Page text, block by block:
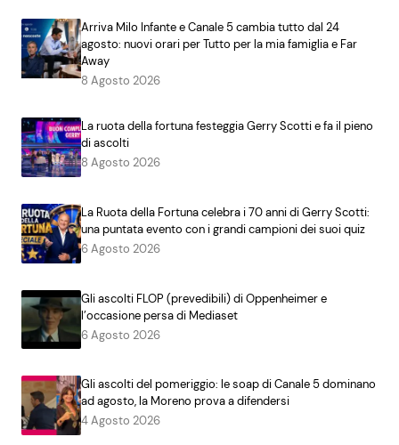
Arriva Milo Infante e Canale 5 cambia tutto dal 24
agosto: nuovi orari per Tutto per la mia famiglia e Far
Away
8 Agosto 2026
La ruota della fortuna festeggia Gerry Scotti e fa il pieno
di ascolti
8 Agosto 2026
La Ruota della Fortuna celebra i 70 anni di Gerry Scotti:
una puntata evento con i grandi campioni dei suoi quiz
6 Agosto 2026
Gli ascolti FLOP (prevedibili) di Oppenheimer e
l’occasione persa di Mediaset
6 Agosto 2026
Gli ascolti del pomeriggio: le soap di Canale 5 dominano
ad agosto, la Moreno prova a difendersi
4 Agosto 2026